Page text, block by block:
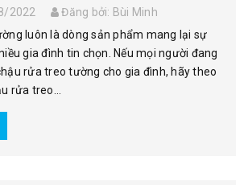
2022
Đăng bởi: Bùi Minh
luôn là dòng sản phẩm mang lại sự
gia đình tin chọn. Nếu mọi người đang
rửa treo tường cho gia đình, hãy theo
rửa treo...